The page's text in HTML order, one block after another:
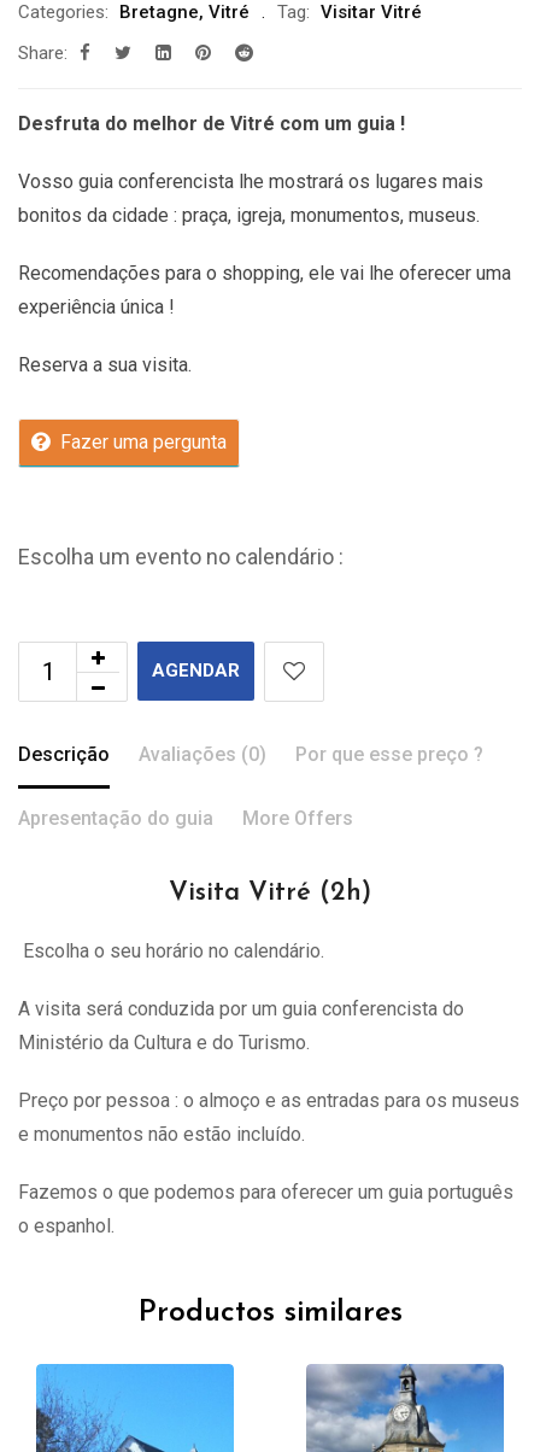
Categories: Bretagne, Vitré Tag: Visitar Vitré
Share:
Desfruta do melhor de Vitré com um guia !
Vosso guia conferencista lhe mostrará os lugares mais
bonitos da cidade : praça, igreja, monumentos, museus.
Recomendações para o shopping, ele vai lhe oferecer uma
experiência única !
Reserva a sua visita.
Fazer uma pergunta
Escolha um evento no calendário :
AGENDAR
Descrição Avaliações (0) Por que esse preço ?
Apresentação do guia More Offers
Visita Vitré (2h)
Escolha o seu horário no calendário.
A visita será conduzida por um guia conferencista do
Ministério da Cultura e do Turismo.
Preço por pessoa : o almoço e as entradas para os museus
e monumentos não estão incluído.
Fazemos o que podemos para oferecer um guia português
o espanhol.
Productos similares